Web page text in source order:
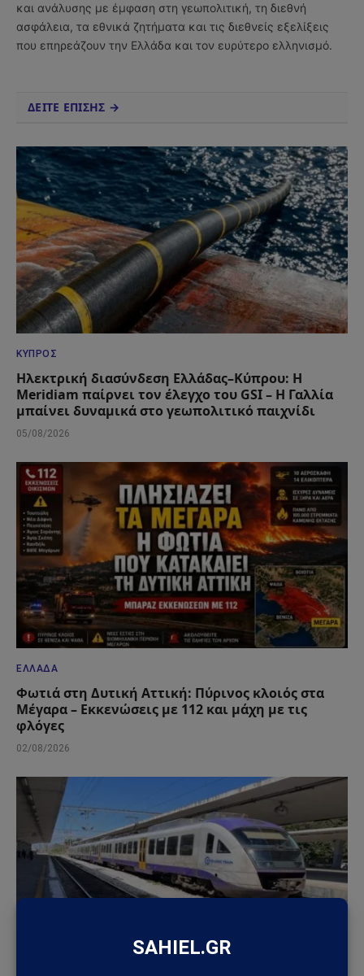
και ανάλυσης με έμφαση στη γεωπολιτική, τη διεθνή
ασφάλεια, τα εθνικά ζητήματα και τις διεθνείς εξελίξεις
που επηρεάζουν την Ελλάδα και τον ευρύτερο ελληνισμό.
ΔΕΙΤΕ ΕΠΙΣΗΣ →
ΚΎΠΡΟΣ
Ηλεκτρική διασύνδεση Ελλάδας–Κύπρου: Η
Meridiam παίρνει τον έλεγχο του GSI – Η Γαλλία
μπαίνει δυναμικά στο γεωπολιτικό παιχνίδι
05/08/2026
ΕΛΛΆΔΑ
Φωτιά στη Δυτική Αττική: Πύρινος κλοιός στα
Μέγαρα – Εκκενώσεις με 112 και μάχη με τις
φλόγες
02/08/2026